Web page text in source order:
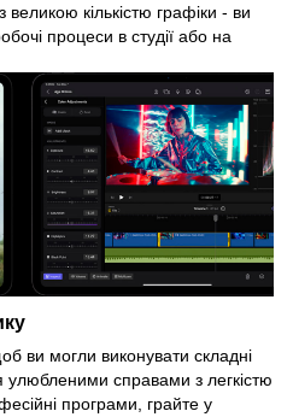
з великою кількістю графіки - ви
процеси в студії або на
ви могли виконувати складні
улюбленими справами з легкістю
програми, грайте у